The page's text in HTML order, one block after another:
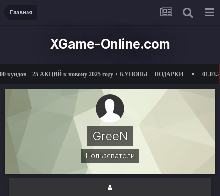
Главная
XGame-Online.com
+ 25 АКЦИЙ к новому 2025 году + КУПОНЫ + ПОДАРКИ 01.03.2025
GreeN
Пользователи